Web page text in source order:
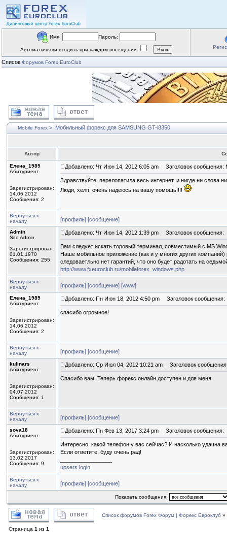
Имя: Пароль:
Автоматически входить при каждом посещении
Список Форумов Forex EuroClub
Mobile Forex > Мобильный форекс для SAMSUNG GT-i8350
Автор
Елена_1985
Абитуриент
Зарегистрирован:
14.06.2012
Сообщения: 2
Добавлено: Чт Июн 14, 2012 6:05 am Заголовок сообщения:
Здравствуйте, перелопатила весь интернет, и нигде ни слова
Люди, хелп, очень надеюсь на вашу помощь!!!!
Вернуться к
началу
[профиль] [сообщение]
Admin
Site Admin
Зарегистрирован:
01.01.1970
Сообщения: 255
Добавлено: Чт Июн 14, 2012 1:39 pm Заголовок сообщения:
Вам следует искать торовый терминал, совместимый с MS
Наше мобильное приложение (как и у многих других
следоваетльно нет гарантий, что оно будет радотать на
http://www.fxeuroclub.ru/mobileforex_windows.php
Вернуться к
началу
[профиль] [сообщение] [www]
Елена_1985
Абитуриент
Зарегистрирован:
14.06.2012
Сообщения: 2
Добавлено: Пн Июн 18, 2012 4:50 pm Заголовок сообщения:
спасибо огромное!
Вернуться к
началу
[профиль] [сообщение]
kulinars
Абитуриент
Зарегистрирован:
04.07.2012
Сообщения: 1
Добавлено: Ср Июл 04, 2012 10:21 am Заголовок
Cпасибо вам. Теперь форекс онлайн доступен и для меня
Вернуться к
началу
[профиль] [сообщение]
sova18
Абитуриент
Зарегистрирован:
13.02.2017
Сообщения: 9
Добавлено: Пн Фев 13, 2017 3:24 pm Заголовок сообщения:
Интересно, какой телефон у вас сейчас? И насколько удачна
Если ответите, буду очень рад!
upsers login
Вернуться к
началу
[профиль] [сообщение]
Показать сообщения:
Список форумов Forex Форум | Форекс Евроклуб »
Страница 1 из 1